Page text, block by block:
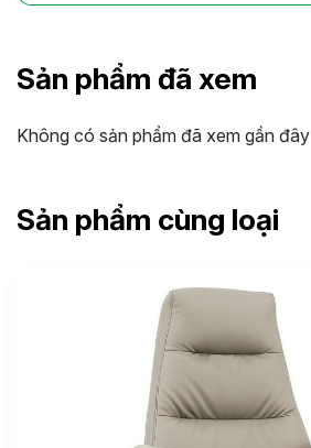
Sản phẩm đã xem
Không có sản phẩm đã xem gần đây
Sản phẩm cùng loại